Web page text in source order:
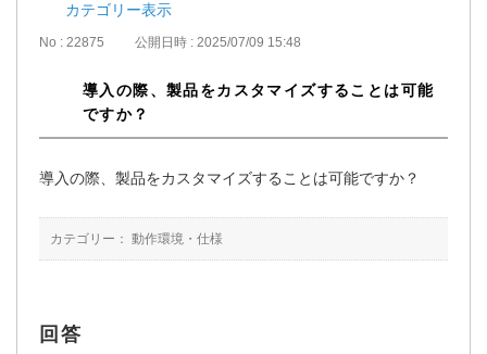
カテゴリー表示
No : 22875 公開日時 : 2025/07/09 15:48
導入の際、製品をカスタマイズすることは可能
ですか？
導入の際、製品をカスタマイズすることは可能ですか？
カテゴリー： 動作環境・仕様